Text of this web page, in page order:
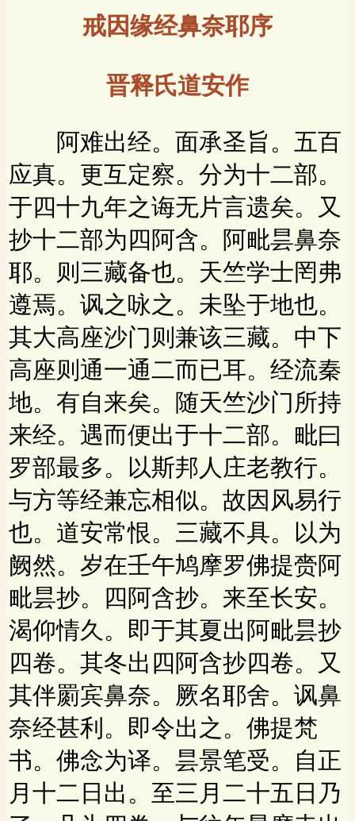
戒因缘经鼻奈耶序
晋释氏道安作
阿难出经。面承圣旨。五百
应真。更互定察。分为十二部。
于四十九年之诲无片言遗矣。又
抄十二部为四阿含。阿毗昙鼻奈
耶。则三藏备也。天竺学士罔弗
遵焉。讽之咏之。未坠于地也。
其大高座沙门则兼该三藏。中下
高座则通一通二而已耳。经流秦
地。有自来矣。随天竺沙门所持
来经。遇而便出于十二部。毗曰
罗部最多。以斯邦人庄老教行。
与方等经兼忘相似。故因风易行
也。道安常恨。三藏不具。以为
阙然。岁在壬午鸠摩罗佛提赍阿
毗昙抄。四阿含抄。来至长安。
渴仰情久。即于其夏出阿毗昙抄
四卷。其冬出四阿含抄四卷。又
其伴罽宾鼻奈。厥名耶舍。讽鼻
奈经甚利。即令出之。佛提梵
书。佛念为译。昙景笔受。自正
月十二日出。至三月二十五日乃